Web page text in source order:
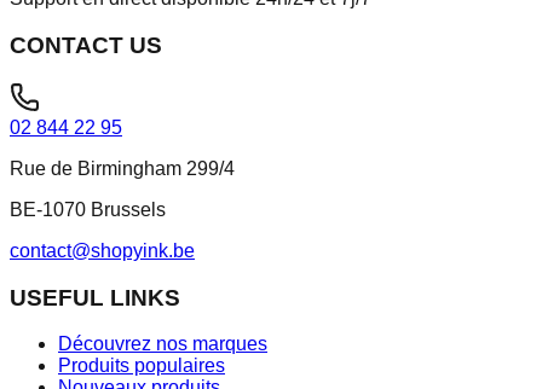
CONTACT US
02 844 22 95
Rue de Birmingham 299/4
BE-1070 Brussels
contact@shopyink.be
USEFUL LINKS
Découvrez nos marques
Produits populaires